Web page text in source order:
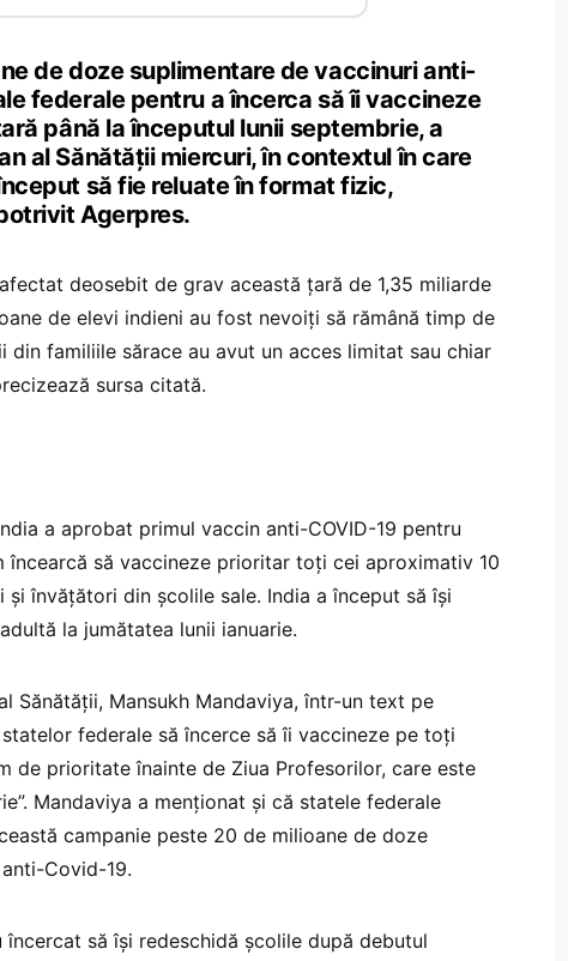
de doze suplimentare de vaccinuri anti-
federale pentru a încerca să îi vaccineze
până la începutul lunii septembrie, a
al Sănătății miercuri, în contextul în care
să fie reluate în format fizic,
Agerpres.
deosebit de grav această ţară de 1,35 miliarde
de elevi indieni au fost nevoiţi să rămână timp de
din familiile sărace au avut un acces limitat sau chiar
sursa citată.
a aprobat primul vaccin anti-COVID-19 pentru
încearcă să vaccineze prioritar toți cei aproximativ 10
şi învăţători din şcolile sale. India a început să îşi
la jumătatea lunii ianuarie.
Sănătăţii, Mansukh Mandaviya, într-un text pe
federale să încerce să îi vaccineze pe toţi
de prioritate înainte de Ziua Profesorilor, care este
Mandaviya a menționat și că statele federale
campanie peste 20 de milioane de doze
Covid-19.
încercat să îşi redeschidă şcolile după debutul